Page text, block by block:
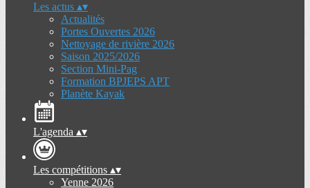
Les actus ▴▾
Actualités
Portes Ouvertes 2026
Nettoyage de rivière 2026
Saison 2025/2026
Section Mini-Pag
Formation BPJEPS APT
Planète Kayak
L'agenda ▴▾
Les compétitions ▴▾
Yenne 2026